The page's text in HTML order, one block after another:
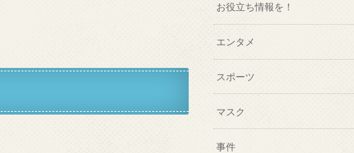
お役立ち情報を！
エンタメ
スポーツ
マスク
事件